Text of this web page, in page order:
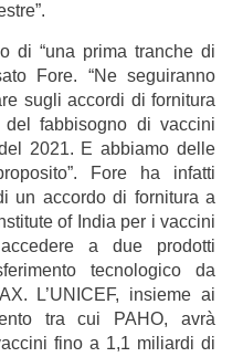
di “una prima tranche di
Fore. “Ne seguiranno
sugli accordi di fornitura
fabbisogno di vaccini
2021. E abbiamo delle
Fore ha infatti
un accordo di fornitura a
of India per i vaccini
a due prodotti
tecnologico da
L’UNICEF, insieme ai
tra cui PAHO, avrà
fino a 1,1 miliardi di